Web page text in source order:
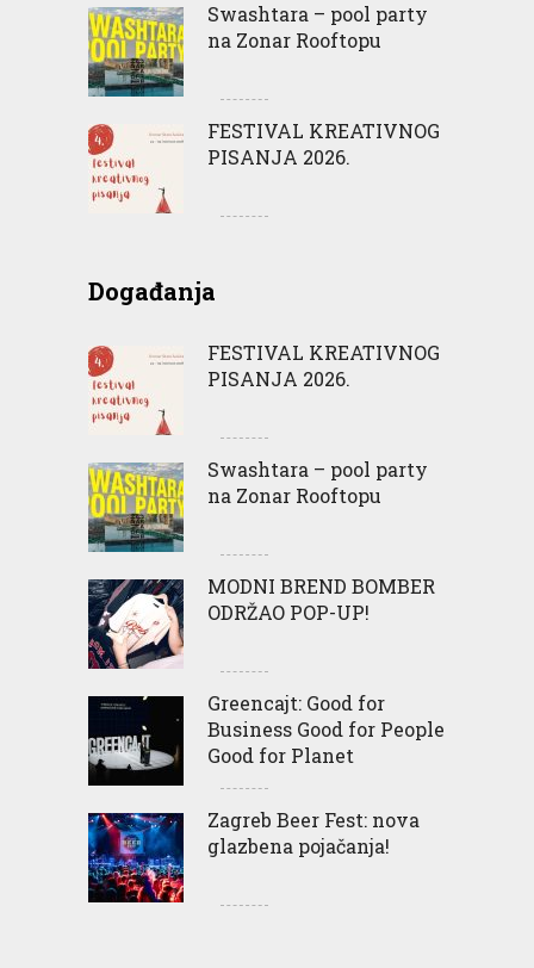
Swashtara – pool party
na Zonar Rooftopu
FESTIVAL KREATIVNOG
PISANJA 2026.
Događanja
FESTIVAL KREATIVNOG
PISANJA 2026.
Swashtara – pool party
na Zonar Rooftopu
MODNI BREND BOMBER
ODRŽAO POP-UP!
Greencajt: Good for
Business Good for People
Good for Planet
Zagreb Beer Fest: nova
glazbena pojačanja!